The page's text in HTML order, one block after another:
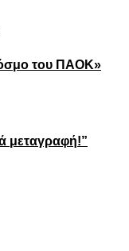
του ΠΑΟΚ»
μεταγραφή!”